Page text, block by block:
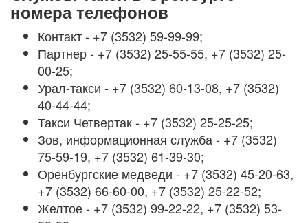
номера телефонов
Контакт - +7 (3532) 59-99-99;
Партнер - +7 (3532) 25-55-55, +7 (3532) 25-
00-25;
Урал-такси - +7 (3532) 60-13-08, +7 (3532)
40-44-44;
Такси Четвертак - +7 (3532) 25-25-25;
Зов, информационная служба - +7 (3532)
75-59-19, +7 (3532) 61-39-30;
Оренбургские медведи - +7 (3532) 45-20-63,
+7 (3532) 66-60-00, +7 (3532) 25-22-52;
Желтое - +7 (3532) 99-22-22, +7 (3532) 53-